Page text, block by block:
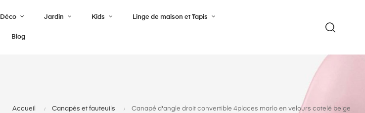
Déco Jardin Kids Linge de maison et Tapis
Blog
Accueil Canapés et fauteuils Canapé d'angle droit convertible 4places marlo en velours cotelé beige